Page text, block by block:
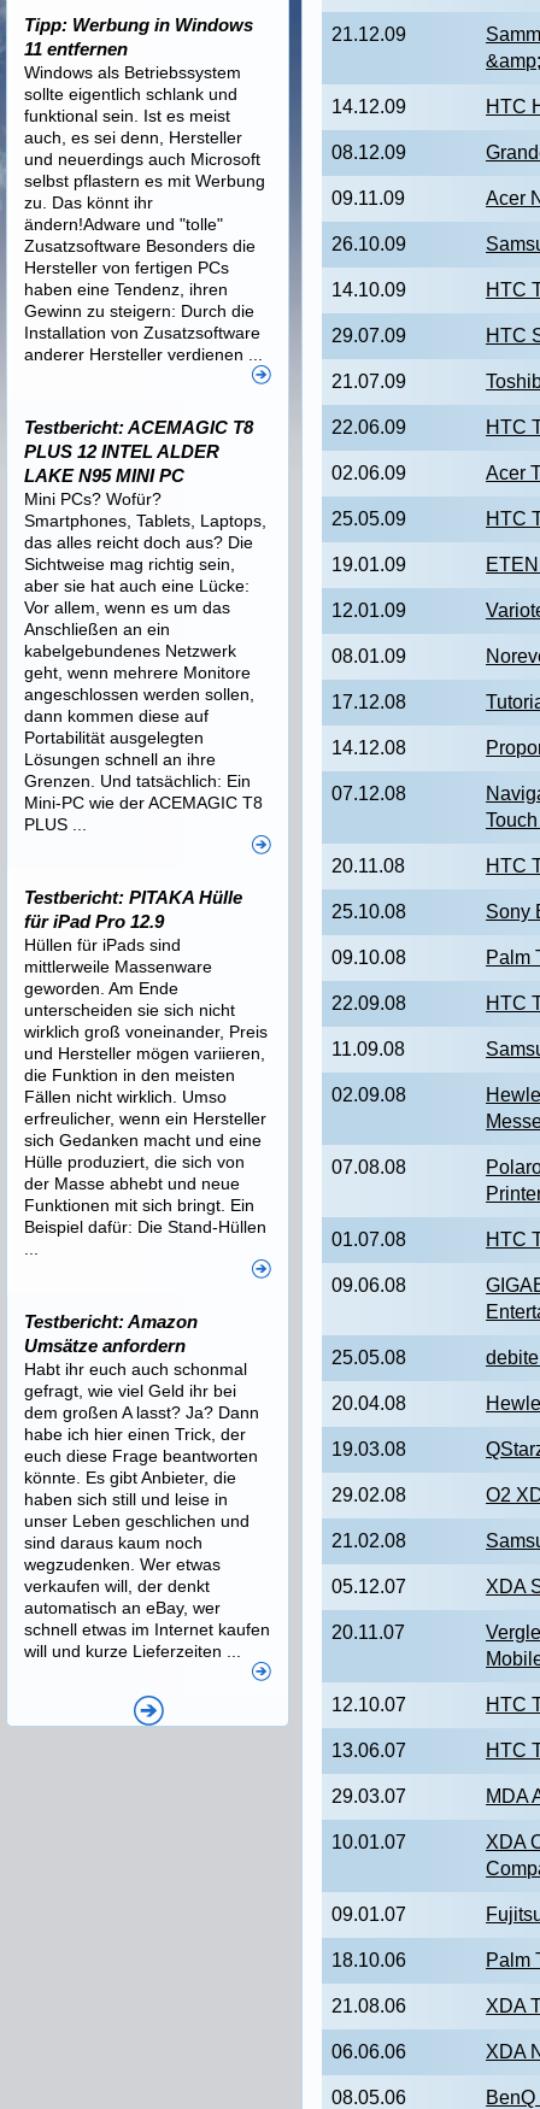
21.12.09
14.12.09 HTC
08.12.09
09.11.09 Acer
26.10.09
14.10.09 HTC
29.07.09 HTC
21.07.09
22.06.09 HTC
02.06.09 Acer
25.05.09 HTC
19.01.09
12.01.09
08.01.09
17.12.08
14.12.08
07.12.08
20.11.08 HTC
25.10.08 Sony
09.10.08 Palm
22.09.08 HTC
11.09.08
02.09.08
07.08.08
01.07.08 HTC
09.06.08
25.05.08
20.04.08
19.03.08
29.02.08 O2
21.02.08
05.12.07 XDA
20.11.07
12.10.07 HTC
13.06.07 HTC
29.03.07 MDA
10.01.07
XDA
09.01.07
18.10.06 Palm
21.08.06 XDA
06.06.06 XDA
08.05.06
Tipp: Werbung in Windows
11 entfernen
Windows als Betriebssystem
sollte eigentlich schlank und
funktional sein. Ist es meist
auch, es sei denn, Hersteller
und neuerdings auch Microsoft
selbst pflastern es mit Werbung
zu. Das könnt ihr
ändern!Adware und "tolle"
Zusatzsoftware Besonders die
Hersteller von fertigen PCs
haben eine Tendenz, ihren
Gewinn zu steigern: Durch die
Installation von Zusatzsoftware
anderer Hersteller verdienen ...
Testbericht: ACEMAGIC T8
PLUS 12 INTEL ALDER
LAKE N95 MINI PC
Mini PCs? Wofür?
Smartphones, Tablets, Laptops,
das alles reicht doch aus? Die
Sichtweise mag richtig sein,
aber sie hat auch eine Lücke:
Vor allem, wenn es um das
Anschließen an ein
kabelgebundenes Netzwerk
geht, wenn mehrere Monitore
angeschlossen werden sollen,
dann kommen diese auf
Portabilität ausgelegten
Lösungen schnell an ihre
Grenzen. Und tatsächlich: Ein
Mini-PC wie der ACEMAGIC T8
PLUS ...
Testbericht: PITAKA Hülle
für iPad Pro 12.9
Hüllen für iPads sind
mittlerweile Massenware
geworden. Am Ende
unterscheiden sie sich nicht
wirklich groß voneinander, Preis
und Hersteller mögen variieren,
die Funktion in den meisten
Fällen nicht wirklich. Umso
erfreulicher, wenn ein Hersteller
sich Gedanken macht und eine
Hülle produziert, die sich von
der Masse abhebt und neue
Funktionen mit sich bringt. Ein
Beispiel dafür: Die Stand-Hüllen
Testbericht: Amazon
Umsätze anfordern
Habt ihr euch auch schonmal
gefragt, wie viel Geld ihr bei
dem großen A lasst? Ja? Dann
habe ich hier einen Trick, der
euch diese Frage beantworten
könnte. Es gibt Anbieter, die
haben sich still und leise in
unser Leben geschlichen und
sind daraus kaum noch
wegzudenken. Wer etwas
verkaufen will, der denkt
automatisch an eBay, wer
schnell etwas im Internet kaufen
will und kurze Lieferzeiten ...